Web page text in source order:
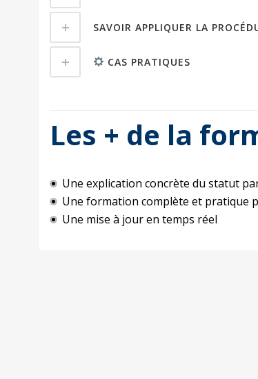
SAVOIR APPLIQUER LA
CAS PRATIQUES
Les + de la
Une explication concrète du statut
Une formation complète et pratique
Une mise à jour en temps réel